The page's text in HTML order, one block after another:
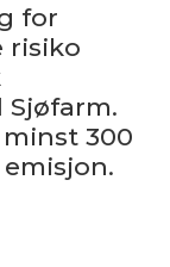
for
risiko
300